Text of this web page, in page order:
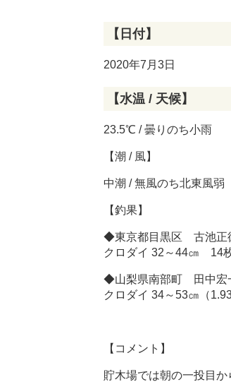
【日付】
2020年7月3日
【水温 / 天候】
23.5℃ / 曇りのち小雨
【潮 / 風】
中潮 / 無風のち北東風弱
【釣果】
◆東京都目黒区 古池正
クロダイ 32～44㎝ 14
◆山梨県南部町 田中宏
クロダイ 34～53㎝（
【コメント】
貯木場では朝の一投目か